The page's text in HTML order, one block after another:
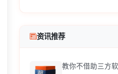
资讯推荐
教你不借助三方